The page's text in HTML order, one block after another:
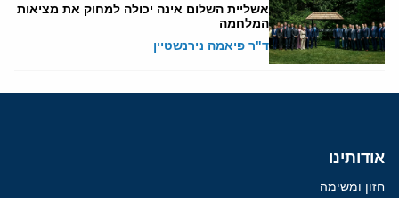
אשליית השלום אינה יכולה למחוק את מציאות
המלחמה
ד"ר פיאמה נירנשטיין
אודותינו
חזון ומשימה